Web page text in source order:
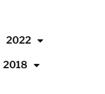
2022
2018